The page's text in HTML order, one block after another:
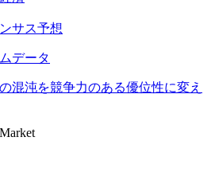
サス予想
データ
混沌を競争力のある優位性に変え